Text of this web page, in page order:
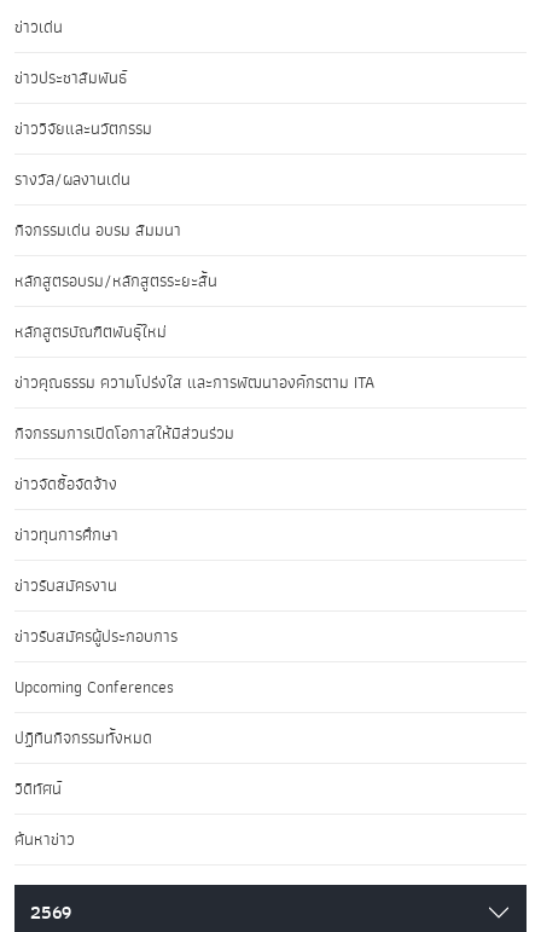
ข่าวเด่น
ข่าวประชาสัมพันธ์
ข่าววิจัยและนวัตกรรม
รางวัล/ผลงานเด่น
กิจกรรมเด่น อบรม สัมมนา
หลักสูตรอบรม/หลักสูตรระยะสั้น
หลักสูตรบัณฑิตพันธุ์ใหม่
ข่าวคุณธรรม ความโปร่งใส และการพัฒนาองค์กรตาม ITA
กิจกรรมการเปิดโอกาสให้มีส่วนร่วม
ข่าวจัดซื้อจัดจ้าง
ข่าวทุนการศึกษา
ข่าวรับสมัครงาน
ข่าวรับสมัครผู้ประกอบการ
Upcoming Conferences
ปฏิทินกิจกรรมทั้งหมด
วิดีทัศน์
ค้นหาข่าว
2569